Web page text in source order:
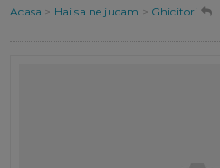
Acasa > Hai sa ne jucam > Ghicitori